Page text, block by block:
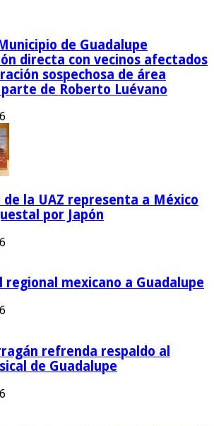
de Guadalupe
directa con vecinos afectados
sospechosa de área
de Roberto Luévano
de la UAZ representa a México
por Japón
regional mexicano a Guadalupe
refrenda respaldo al
de Guadalupe